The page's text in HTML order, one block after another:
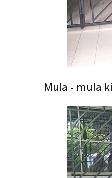
Mula - mula